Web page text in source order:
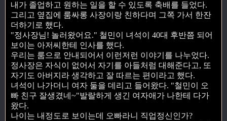
내가 졸업하고 원하는 일을 할 수 있도록 축배를 들었다.
그리고 옆집에 룸싸롱 사장이랑 친하다며 그쪽 가서 한잔
더하기로 했다.
"정사장님! 놀러왔어요." 철민이 녀석이 40대 후반쯤 되어
보이는 아저씨한테 인사를 했다.
우리는 룸으로 안내되어서 이런저런 이야기를 나누었다.
정사장은 자식이 없어서 자기를 아들처럼 대해준다고, 또
자기도 아버지라 생각하고 잘 따르는 편이라고 했다.
녀석이 나가더니 여자 둘을 데리고 들어왔다. "철민이 오
빠 친구 잘생겼네~"발랄하게 생긴 여자애가 나한테 다가
왔다.
나이는 내정도로 보이는데 오빠라니 직업정신인가?